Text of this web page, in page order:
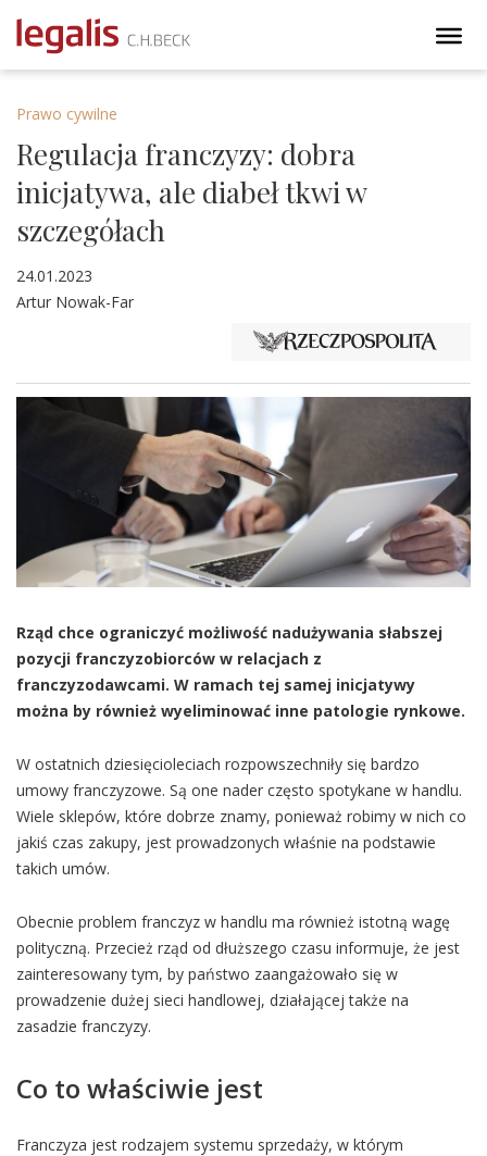
Prawo cywilne
Regulacja franczyzy: dobra
inicjatywa, ale diabeł tkwi w
szczegółach
24.01.2023
Artur Nowak-Far
Rząd chce ograniczyć możliwość nadużywania słabszej
pozycji franczyzobiorców w relacjach z
franczyzodawcami. W ramach tej samej inicjatywy
można by również wyeliminować inne patologie rynkowe.
W ostatnich dziesięcioleciach rozpowszechniły się bardzo
umowy franczyzowe. Są one nader często spotykane w handlu.
Wiele sklepów, które dobrze znamy, ponieważ robimy w nich co
jakiś czas zakupy, jest prowadzonych właśnie na podstawie
takich umów.
Obecnie problem franczyz w handlu ma również istotną wagę
polityczną. Przecież rząd od dłuższego czasu informuje, że jest
zainteresowany tym, by państwo zaangażowało się w
prowadzenie dużej sieci handlowej, działającej także na
zasadzie franczyzy.
Co to właściwie jest
Franczyza jest rodzajem systemu sprzedaży, w którym